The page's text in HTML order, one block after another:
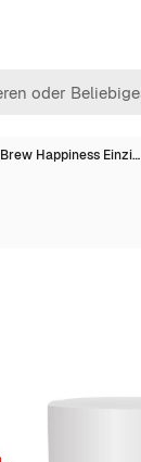
Brew Happiness Einzi…